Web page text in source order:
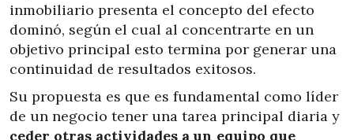
inmobiliario presenta el concepto del efecto
dominó, según el cual al concentrarte en un
objetivo principal esto termina por generar una
continuidad de resultados exitosos.
Su propuesta es que es fundamental como líder
de un negocio tener una tarea principal diaria y
ceder otras actividades a un equipo que